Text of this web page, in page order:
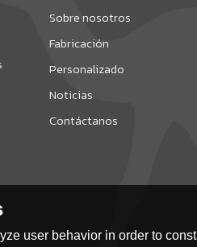
Sobre nosotros
Fabricación
Personalizado
Noticias
Contáctanos
user behavior in order to